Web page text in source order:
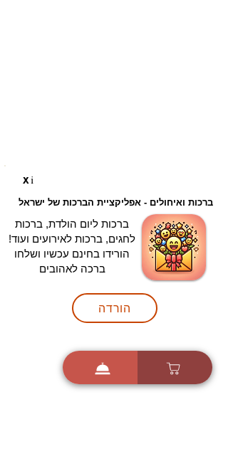
Xi
ברכות ואיחולים - אפליקציית הברכות של ישראל
ברכות ליום הולדת, ברכות
לחגים, ברכות לאירועים ועוד!
הורידו בחינם עכשיו ושלחו
ברכה לאהובים
הורדה